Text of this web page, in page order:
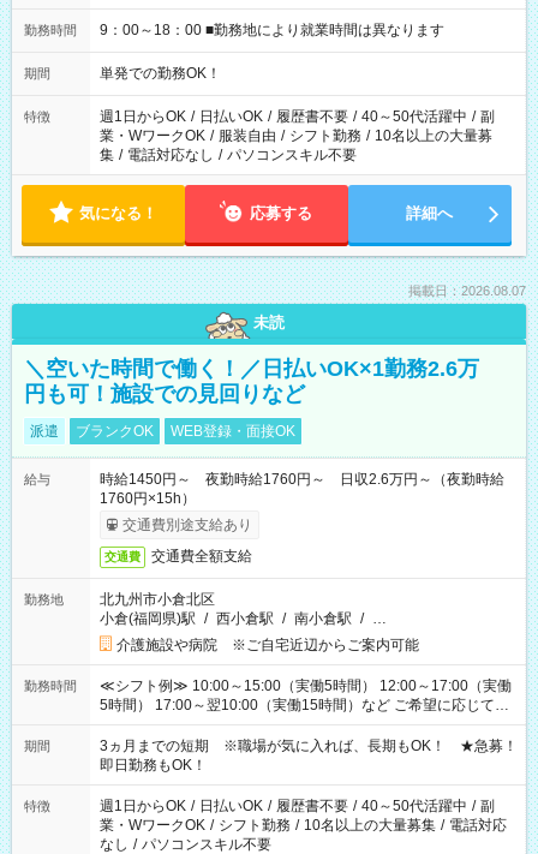
勤務時間 9：00～18：00 ■勤務地により就業時間は異なります
期間 単発での勤務OK！
特徴 週1日からOK / 日払いOK / 履歴書不要 / 40～50代活躍中 / 副
業・WワークOK / 服装自由 / シフト勤務 / 10名以上の大量募
集 / 電話対応なし / パソコンスキル不要
気になる！ 応募する 詳細へ
掲載日：2026.08.07
未読
＼空いた時間で働く！／日払いOK×1勤務2.6万
円も可！施設での見回りなど
派遣 ブランクOK WEB登録・面接OK
給与
時給1450円～ 夜勤時給1760円～ 日収2.6万円～（夜勤時給
1760円×15h）
交通費別途支給あり
交通費 交通費全額支給
勤務地
北九州市小倉北区
小倉(福岡県)駅 / 西小倉駅 / 南小倉駅 / …
介護施設や病院 ※ご自宅近辺からご案内可能
勤務時間
≪シフト例≫ 10:00～15:00（実働5時間） 12:00～17:00（実働
5時間） 17:00～翌10:00（実働15時間）など ご希望に応じて、
働く時間は調整できます！ お気軽に担当へ相談ください！
期間
3ヵ月までの短期 ※職場が気に入れば、長期もOK！ ★急募！
即日勤務もOK！
特徴 週1日からOK / 日払いOK / 履歴書不要 / 40～50代活躍中 / 副
業・WワークOK / シフト勤務 / 10名以上の大量募集 / 電話対応
なし / パソコンスキル不要